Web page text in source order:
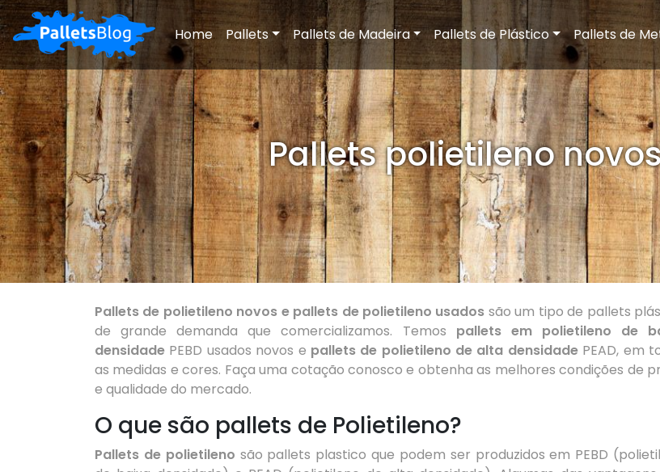
Home Pallets Pallets de Madeira Pallets de Plástico Pallets de
Pallets polietileno
Pallets de polietileno novos e pallets de polietileno usados são um tipo de pallets
de grande demanda que comercializamos. Temos pallets em polietileno de
densidade PEBD usados novos e pallets de polietileno de alta densidadePEAD, em
as medidas e cores. Faça uma cotação conosco e obtenha as melhores condições de
e qualidade do mercado.
O que são pallets de Polietileno?
Pallets de polietileno são pallets plastico que podem ser produzidos em PEBD